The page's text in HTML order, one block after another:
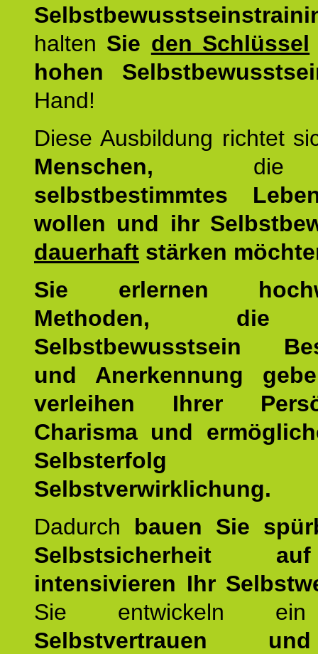
halten Sie den Schlüssel
hohen
Hand!
Diese Ausbildung richtet
Menschen,
selbstbestimmtes
wollen und ihr
dauerhaft stärken
Sie erlernen
Methoden, die
Selbstbewusstsein
und Anerkennung
verleihen Ihrer
Charisma und
Selbstverwirklichung.
Dadurch bauen Sie
Selbstsicherheit
intensivieren Ihr
Sie entwickeln ein
Selbstvertrauen